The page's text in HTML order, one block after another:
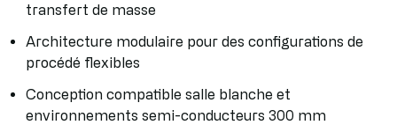
transfert de masse
Architecture modulaire pour des configurations de
procédé flexibles
Conception compatible salle blanche et
environnements semi-conducteurs 300 mm